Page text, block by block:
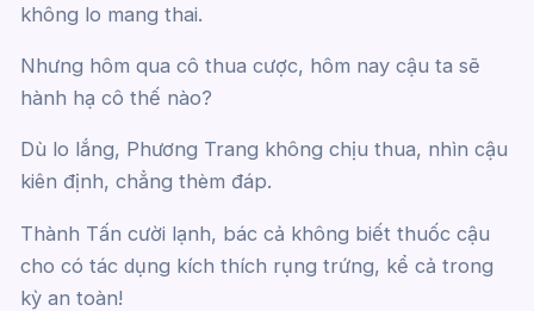
không lo mang thai.
Nhưng hôm qua cô thua cược, hôm nay cậu ta sẽ
hành hạ cô thế nào?
Dù lo lắng, Phương Trang không chịu thua, nhìn cậu
kiên định, chẳng thèm đáp.
Thành Tấn cười lạnh, bác cả không biết thuốc cậu
cho có tác dụng kích thích rụng trứng, kể cả trong
kỳ an toàn!